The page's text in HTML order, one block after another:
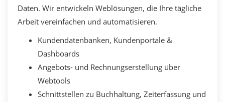
Daten. Wir entwickeln Weblösungen, die Ihre tägliche
Arbeit vereinfachen und automatisieren.
Kundendatenbanken, Kundenportale &
Dashboards
Angebots- und Rechnungserstellung über
Webtools
Schnittstellen zu Buchhaltung, Zeiterfassung und